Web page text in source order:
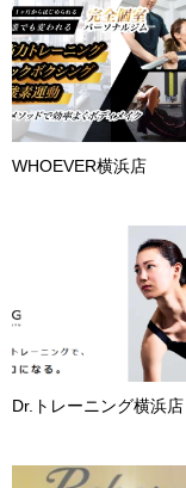
WHOEVER横浜店
Dr.トレーニング横浜店